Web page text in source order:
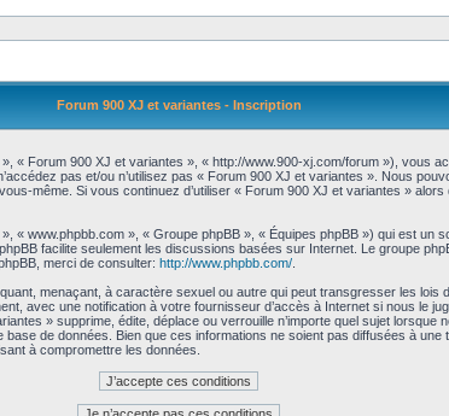
Forum 900 XJ et variantes - Inscription
« Forum 900 XJ et variantes », « http://www.900-xj.com/forum »), vous
pas et/ou n’utilisez pas « Forum 900 XJ et variantes ». Nous
même. Si vous continuez d’utiliser « Forum 900 XJ et variantes »
« www.phpbb.com », « Groupe phpBB », « Équipes phpBB ») qui est un
facilite seulement les discussions basées sur Internet. Le groupe
merci de consulter: http://www.phpbb.com/.
menaçant, à caractère sexuel ou autre qui peut transgresser les
avec une notification à votre fournisseur d’accès à Internet si nous le
» supprime, édite, déplace ou verrouille n’importe quel sujet lorsque
de données. Bien que ces informations ne soient pas diffusées à
à compromettre les données.